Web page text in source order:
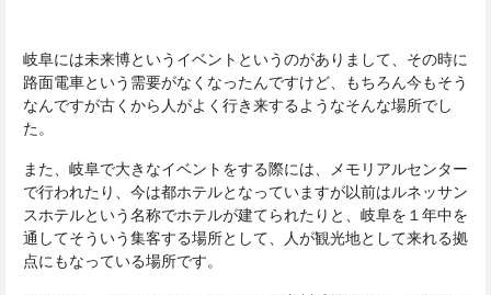
岐阜には未来博というイベントというのがありまして、 その時に
路面電車という需要がなくなったんですけど、もちろん今もそう
なんですが古くから人がよく行き来するようなそんな場所でし
た。
また、岐阜で大きなイベントをする際には、メモリアルセンター
で行われたり、今は都ホテルとなっていますが以前はルネッサン
スホテルという名称でホテルが建てられたりと、岐阜を１年中を
通してそういう集客する場所として、人が観光地として来れる拠
点にもなっている場所です。